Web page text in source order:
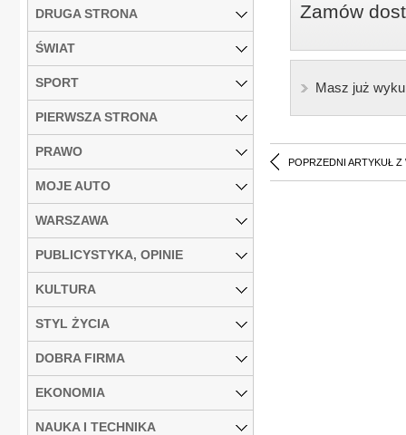
Zamów
Masz już
POPRZEDNI ARTYKUŁ Z
DRUGA STRONA
ŚWIAT
SPORT
PIERWSZA STRONA
PRAWO
MOJE AUTO
WARSZAWA
PUBLICYSTYKA, OPINIE
KULTURA
STYL ŻYCIA
DOBRA FIRMA
EKONOMIA
NAUKA I TECHNIKA